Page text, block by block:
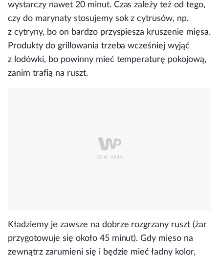
wystarczy nawet 20 minut. Czas zależy też od tego,
czy do marynaty stosujemy sok z cytrusów, np.
z cytryny, bo on bardzo przyspiesza kruszenie mięsa.
Produkty do grillowania trzeba wcześniej wyjąć
z lodówki, bo powinny mieć temperaturę pokojową,
zanim trafią na ruszt.
Kładziemy je zawsze na dobrze rozgrzany ruszt (żar
przygotowuje się około 45 minut). Gdy mięso na
zewnątrz zarumieni się i będzie mieć ładny kolor,